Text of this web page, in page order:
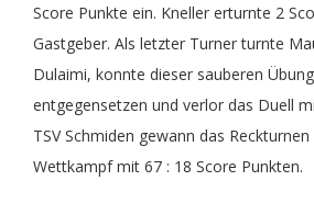
Score Punkte ein. Kneller erturnte 2
Gastgeber. Als letzter Turner turnte
Dulaimi, konnte dieser sauberen
entgegensetzen und verlor das Duell
TSV Schmiden gewann das
Wettkampf mit 67 : 18 Score Punkten.